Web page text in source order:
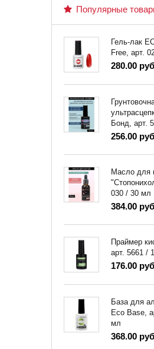
Популярные
Гель-лак
Free, арт.
280.00
Бонд, арт.
256.00
Масло для
030 / 30 мл
384.00
Праймер
арт. 5661 /
176.00
База для
Eco Base,
мл
368.00